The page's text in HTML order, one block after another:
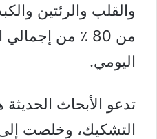
والقلب والرئتين
من 80 ٪ من
اليومي.
تدعو الأبحاث
التشكيك، وخلصت إلى